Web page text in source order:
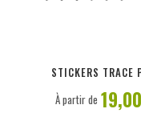
STICKERS TRACE
À partir de